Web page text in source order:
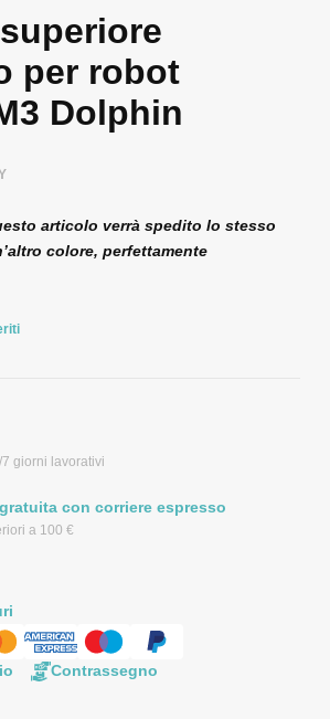
per robot
Dolphin
articolo verrà spedito lo stesso
colore, perfettamente
giorni lavorativi
con corriere espresso
a 100 €
Contrassegno